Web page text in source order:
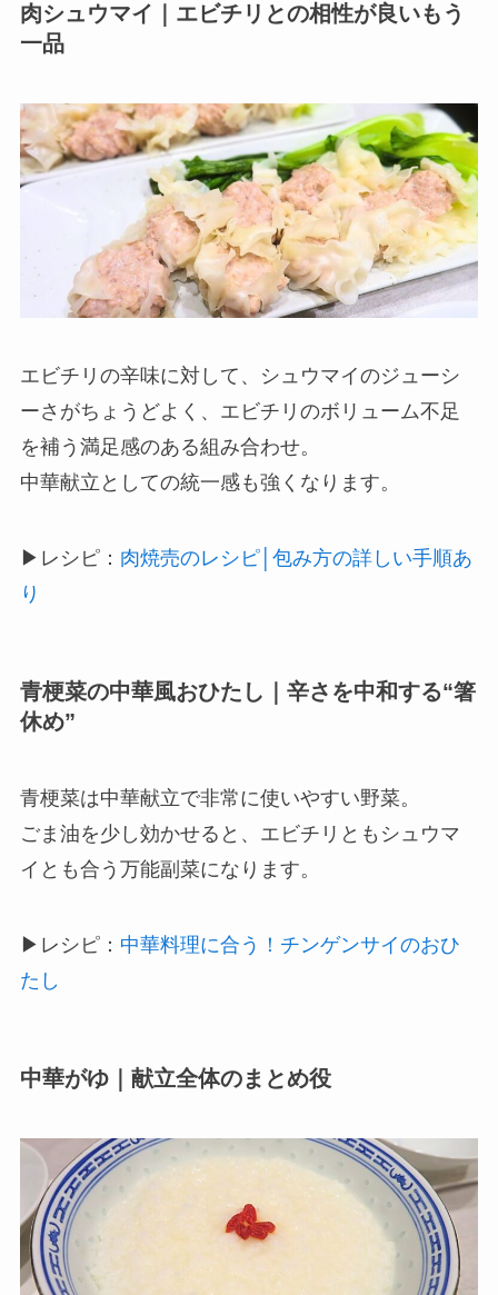
肉シュウマイ｜エビチリとの相性が良いもう
一品
エビチリの辛味に対して、シュウマイのジューシ
ーさがちょうどよく、エビチリのボリューム不足
を補う満足感のある組み合わせ。
中華献立としての統一感も強くなります。
▶レシピ： 肉焼売のレシピ│包み方の詳しい手順あ
り
青梗菜の中華風おひたし｜辛さを中和する“箸
休め”
青梗菜は中華献立で非常に使いやすい野菜。
ごま油を少し効かせると、エビチリともシュウマ
イとも合う万能副菜になります。
▶レシピ： 中華料理に合う！チンゲンサイのおひ
たし
中華がゆ｜献立全体のまとめ役